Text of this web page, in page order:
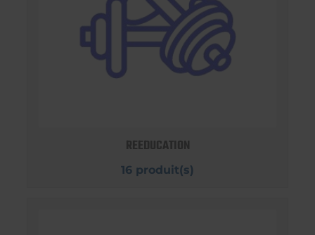
REEDUCATION
16 produit(s)